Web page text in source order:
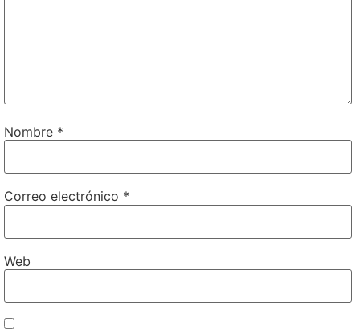
Nombre *
Correo electrónico *
Web